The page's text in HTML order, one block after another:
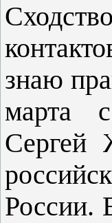
знаю
марта
Сергей
России.